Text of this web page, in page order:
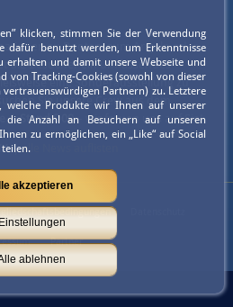
zu Booten, zum Angeln oder
die Besucher ein umfassendes
eine Sonderausstellung zu
Sie unsere Crew aus dem
4, Stand D09– wir freuen uns auf Sie!
|alle News auflisten
Partner
klicken, stimmen Sie der Verwendung
dafür benutzt werden, um Erkenntnisse
erhalten und damit unsere Webseite und
von Tracking-Cookies (sowohl von dieser
Partnern) zu. Letztere
welche Produkte wir Ihnen auf unserer
die Anzahl an Besuchern auf unseren
zu ermöglichen, ein „Like“ auf Social
teilen.
akzeptieren
Einstellungen
ablehnen